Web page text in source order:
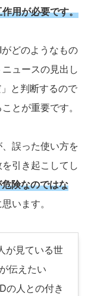
用が必要です。
がどのようなもの
ュースの見出し
と判断するので
とが重要です。
誤った使い方を
引き起こしてし
険なのではな
います。
が見ている世
伝えたい
の人との付き